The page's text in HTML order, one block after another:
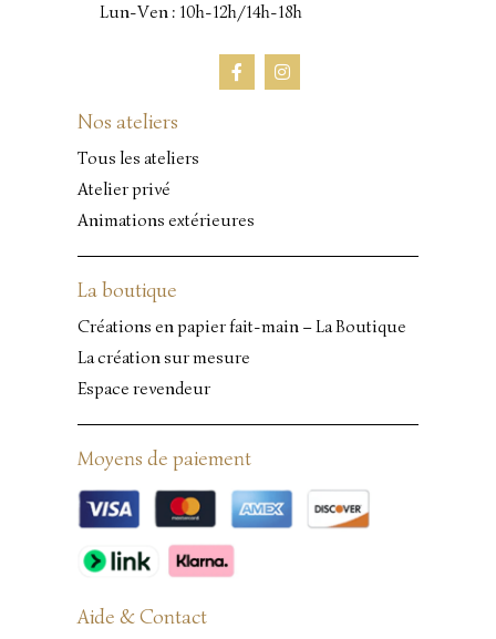
Lun-Ven : 10h-12h/14h-18h
Nos ateliers
Tous les ateliers
Atelier privé
Animations extérieures
La boutique
Créations en papier fait-main – La Boutique
La création sur mesure
Espace revendeur
Moyens de paiement
Aide & Contact